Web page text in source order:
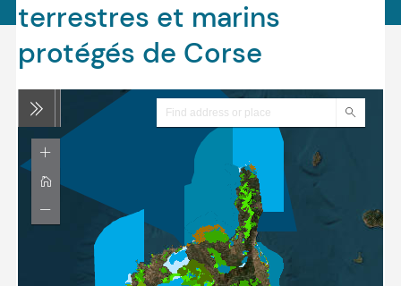
terrestres et marins
protégés de Corse